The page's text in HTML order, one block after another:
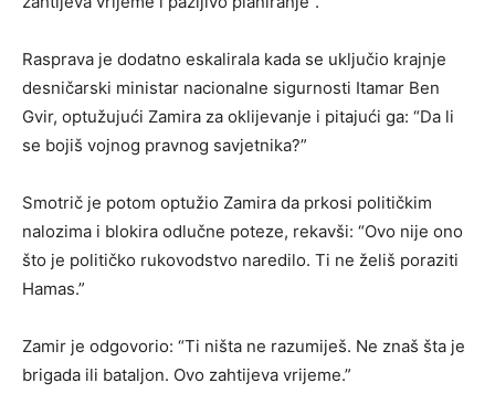
Rasprava je dodatno eskalirala kada se uključio krajnje
desničarski ministar nacionalne sigurnosti Itamar Ben
Gvir, optužujući Zamira za oklijevanje i pitajući ga: “Da li
se bojiš vojnog pravnog savjetnika?”
Smotrič je potom optužio Zamira da prkosi političkim
nalozima i blokira odlučne poteze, rekavši: “Ovo nije ono
što je političko rukovodstvo naredilo. Ti ne želiš poraziti
Hamas.”
Zamir je odgovorio: “Ti ništa ne razumiješ. Ne znaš šta je
brigada ili bataljon. Ovo zahtijeva vrijeme.”